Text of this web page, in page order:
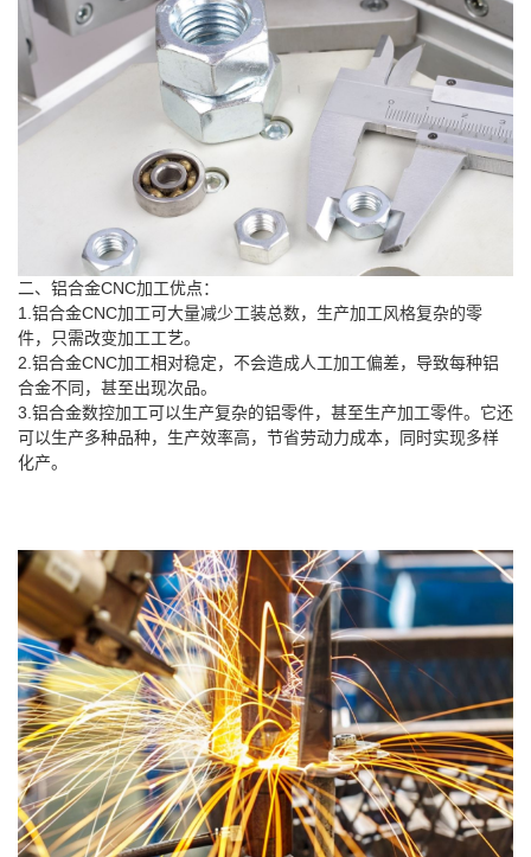
二、铝合金CNC加工优点：
1.铝合金CNC加工可大量减少工装总数，生产加工风格复杂的零
件，只需改变加工工艺。
2.铝合金CNC加工相对稳定，不会造成人工加工偏差，导致每种铝
合金不同，甚至出现次品。
3.铝合金数控加工可以生产复杂的铝零件，甚至生产加工零件。它还
可以生产多种品种，生产效率高，节省劳动力成本，同时实现多样
化产。